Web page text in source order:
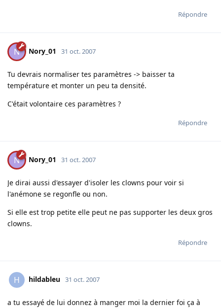
Répondre
N Nory_01 31 oct. 2007
Tu devrais normaliser tes paramètres -> baisser ta
température et monter un peu ta densité.
C'était volontaire ces paramètres ?
Répondre
N Nory_01 31 oct. 2007
Je dirai aussi d'essayer d'isoler les clowns pour voir si
l'anémone se regonfle ou non.
Si elle est trop petite elle peut ne pas supporter les deux gros
clowns.
Répondre
H hildableu 31 oct. 2007
a tu essayé de lui donnez à manger moi la dernier foi ça à